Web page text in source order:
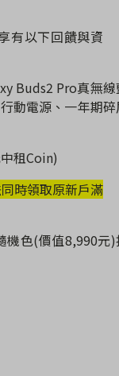
有以下回饋與資
Buds2 Pro真無
動電源、一年期
租Coin)
時領取原新戶滿
機色(價值8,990元)